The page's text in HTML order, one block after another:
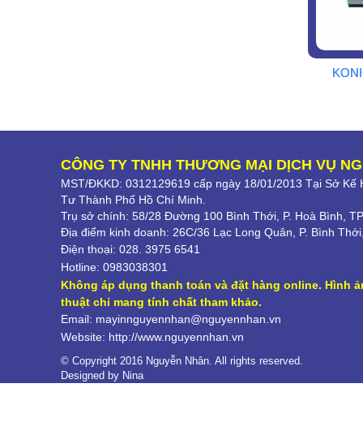
CÔNG TY TNHH THƯƠNG MẠI DỊCH VỤ
MST/ĐKKD: 0312129619 cấp ngày 18/01/2013 Tại Sở Kế
Tư Thành Phố Hồ Chí Minh.
Trụ sở chính: 58/28 Đường 100 Bình Thới, P. Hoà Bình,
Địa điểm kinh doanh: 26C/36 Lạc Long Quân, P. Bình
Điện thoại: 028. 3975 6541
Hotline: 0983038301
Không áp dụng thanh toán và đặt hàng online. Hình
thuật chỉ mang tính chất tham khảo.
Email: mayinnguyennhan@nguyennhan.vn
Website: http://www.nguyennhan.vn
© Copyright 2016 Nguyễn Nhân. All rights reserved.
Designed by Nina